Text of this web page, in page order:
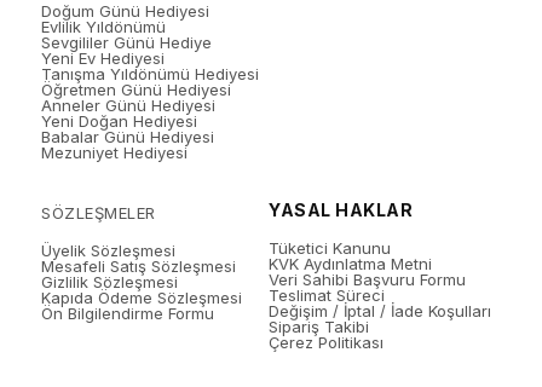
Doğum Günü Hediyesi
Evlilik Yıldönümü
Sevgililer Günü Hediye
Yeni Ev Hediyesi
Tanışma Yıldönümü Hediyesi
Öğretmen Günü Hediyesi
Anneler Günü Hediyesi
Yeni Doğan Hediyesi
Babalar Günü Hediyesi
Mezuniyet Hediyesi
SÖZLEŞMELER
Üyelik Sözleşmesi
Mesafeli Satış Sözleşmesi
Gizlilik Sözleşmesi
Kapıda Ödeme Sözleşmesi
Ön Bilgilendirme Formu
YASAL HAKLAR
Tüketici Kanunu
KVK Aydınlatma Metni
Veri Sahibi Başvuru Formu
Teslimat Süreci
Değişim / İptal / İade Koşulları
Sipariş Takibi
Çerez Politikası